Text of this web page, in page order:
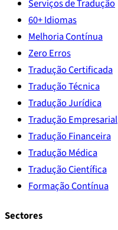
Serviços de Tradução
60+ Idiomas
Melhoria Contínua
Zero Erros
Tradução Certificada
Tradução Técnica
Tradução Jurídica
Tradução Empresarial
Tradução Financeira
Tradução Médica
Tradução Científica
Formação Contínua
Sectores